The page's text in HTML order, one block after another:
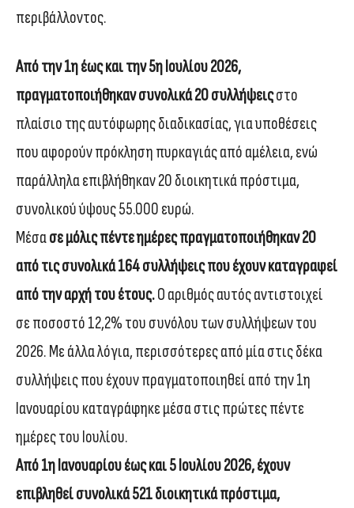
περιβάλλοντος.
Από την 1η έως και την 5η Ιουλίου 2026,
πραγματοποιήθηκαν συνολικά 20 συλλήψειςστο
πλαίσιο της αυτόφωρης διαδικασίας, για υποθέσεις
που αφορούν πρόκληση πυρκαγιάς από αμέλεια, ενώ
παράλληλα επιβλήθηκαν 20 διοικητικά πρόστιμα,
συνολικού ύψους 55.000 ευρώ.
Μέσασε μόλις πέντε ημέρες πραγματοποιήθηκαν 20
από τις συνολικά 164 συλλήψεις που έχουν καταγραφεί
από την αρχή του έτους.Ο αριθμός αυτός αντιστοιχεί
σε ποσοστό 12,2% του συνόλου των συλλήψεων του
2026. Με άλλα λόγια, περισσότερες από μία στις δέκα
συλλήψεις που έχουν πραγματοποιηθεί από την 1η
Ιανουαρίου καταγράφηκε μέσα στις πρώτες πέντε
ημέρες του Ιουλίου.
Από 1η Ιανουαρίου έως και 5 Ιουλίου 2026, έχουν
επιβληθεί συνολικά 521 διοικητικά πρόστιμα,